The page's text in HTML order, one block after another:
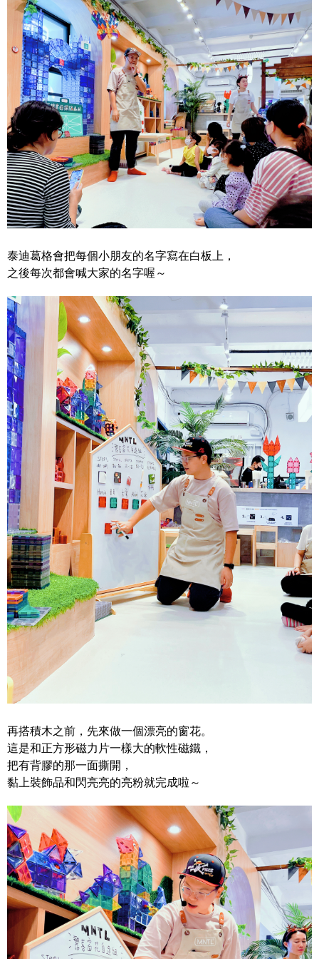
泰迪葛格會把每個小朋友的名字寫在白板上，
之後每次都會喊大家的名字喔～
再搭積木之前，先來做一個漂亮的窗花。
這是和正方形磁力片一樣大的軟性磁鐵，
把有背膠的那一面撕開，
黏上裝飾品和閃亮亮的亮粉就完成啦～